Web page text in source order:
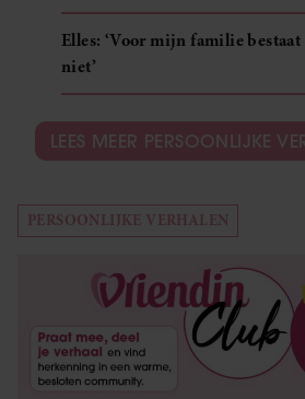
Elles: ‘Voor mijn familie
niet’
LEES MEER PERSOONLIJKE
PERSOONLIJKE VERHALEN